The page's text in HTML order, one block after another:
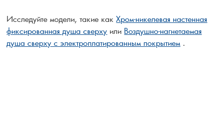
Исследуйте модели, такие какХром-никелевая настенная
фиксированная душа сверху или Воздушно-нагнетаемая
душа сверху с электроплатированным покрытием .